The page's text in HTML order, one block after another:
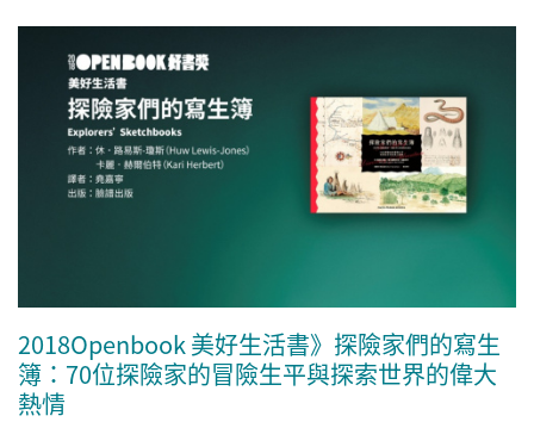
2018Openbook 美好生活書》探險家們的寫生
簿：70位探險家的冒險生平與探索世界的偉大
熱情